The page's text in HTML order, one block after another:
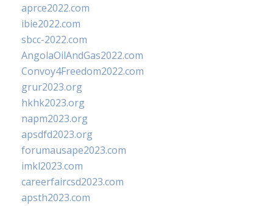
aprce2022.com
ibie2022.com
sbcc-2022.com
AngolaOilAndGas2022.com
Convoy4Freedom2022.com
grur2023.org
hkhk2023.org
napm2023.org
apsdfd2023.org
forumausape2023.com
imkl2023.com
careerfaircsd2023.com
apsth2023.com